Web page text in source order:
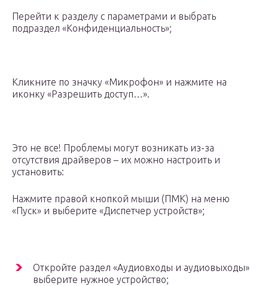
Перейти к разделу с параметрами и выбрать
подраздел «Конфиденциальность»;
Кликните по значку «Микрофон» и нажмите на
иконку «Разрешить доступ…».
Это не все! Проблемы могут возникать из-за
отсутствия драйверов – их можно настроить и
установить:
Нажмите правой кнопкой мыши (ПМК) на меню
«Пуск» и выберите «Диспетчер устройств»;
Откройте раздел «Аудиовходы и аудиовыходы»
выберите нужное устройство;